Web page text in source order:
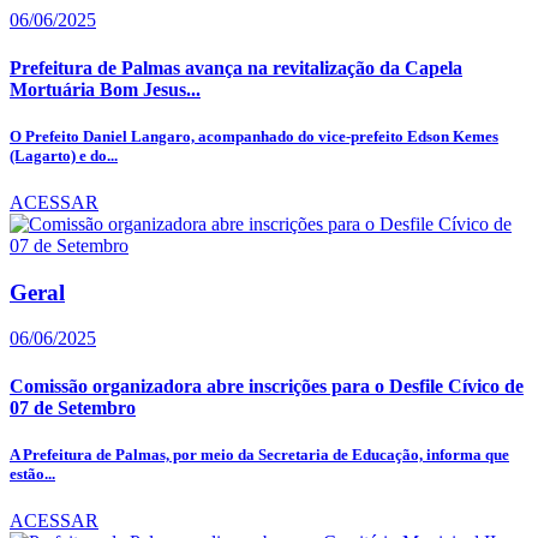
06/06/2025
Prefeitura de Palmas avança na revitalização da Capela
Mortuária Bom Jesus...
O Prefeito Daniel Langaro, acompanhado do vice-prefeito Edson Kemes
(Lagarto) e do...
ACESSAR
Geral
06/06/2025
Comissão organizadora abre inscrições para o Desfile Cívico de
07 de Setembro
A Prefeitura de Palmas, por meio da Secretaria de Educação, informa que
estão...
ACESSAR